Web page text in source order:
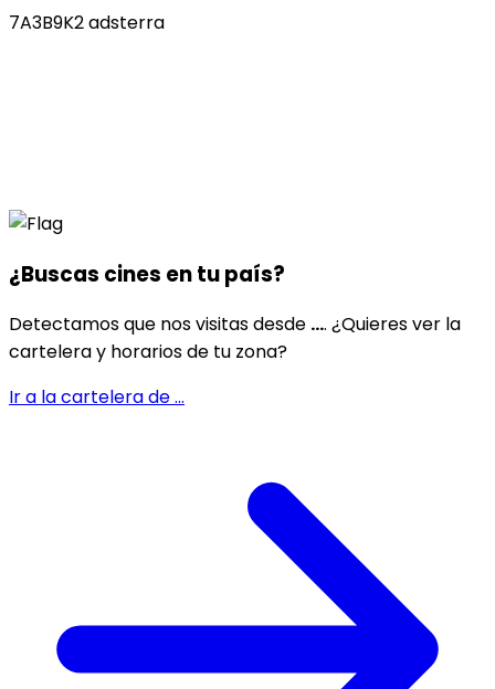
7A3B9K2 adsterra
¿Buscas cines entu país?
Detectamos que nos visitas desde .... ¿Quieres ver la
cartelera y horarios de tu zona?
Ir a la cartelera de...